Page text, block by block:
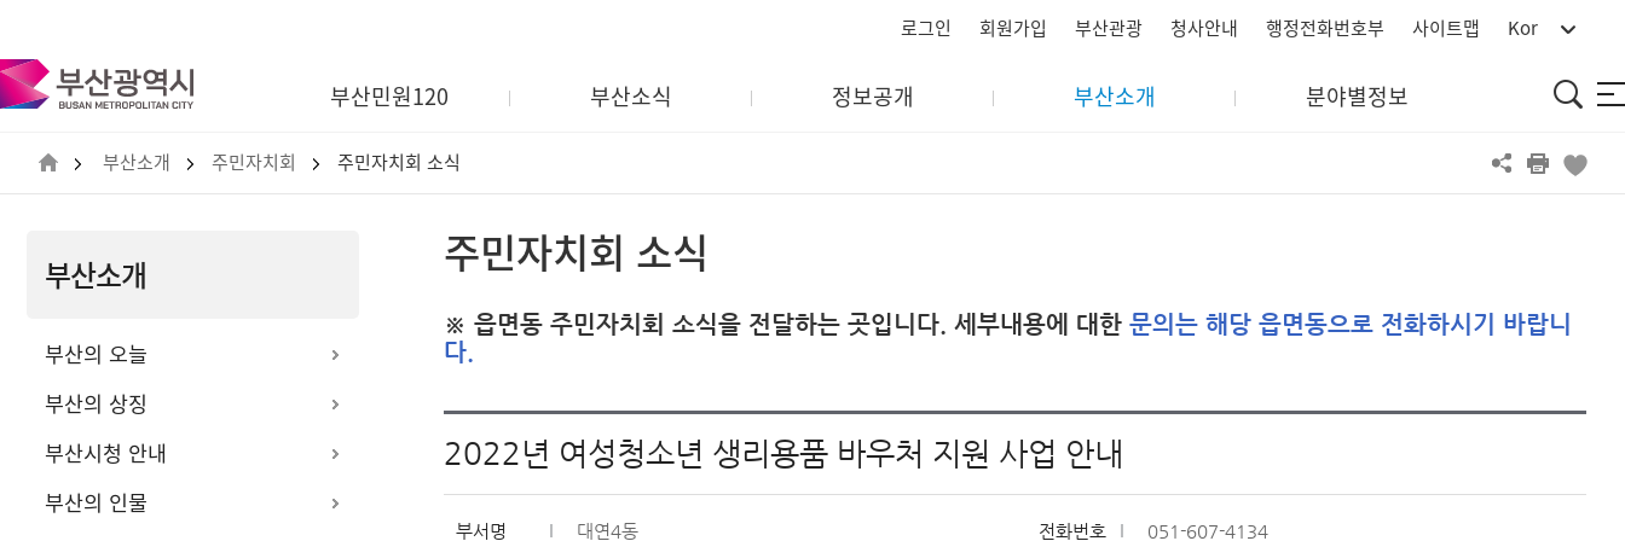
산
광
역
BUSAN
METROPOLITAN
로그인 회원가입 부산관광 청사안내 행정전화번호부 사이트맵 Kor
부산민원120 부산소식 정보공개 부산소개 분야별정보
통
합
색
사
부산소개 주민자치회 주민자치회 소식
부산소개
부산의 오늘
부산의 상징
부산시청 안내
부산의 인물
주민자치회 소식
※ 읍면동 주민자치회 소식을 전달하는 곳입니다. 세부내용에 대한 문의는 해당 읍면동으로 전화하시기 바랍니
다.
2022년 여성청소년 생리용품 바우처 지원 사업 안내
부서명 대연4동 전화번호 051-607-4134